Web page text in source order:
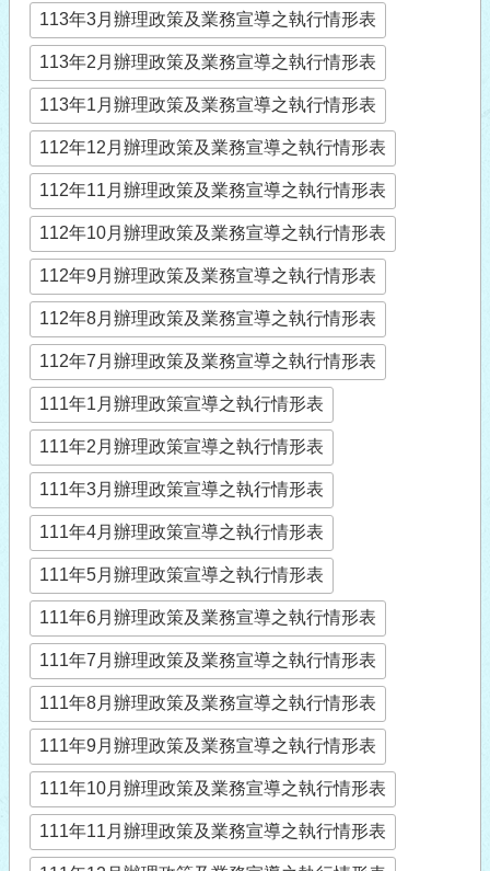
113年3月辦理政策及業務宣導之執行情形表
113年2月辦理政策及業務宣導之執行情形表
113年1月辦理政策及業務宣導之執行情形表
112年12月辦理政策及業務宣導之執行情形表
112年11月辦理政策及業務宣導之執行情形表
112年10月辦理政策及業務宣導之執行情形表
112年9月辦理政策及業務宣導之執行情形表
112年8月辦理政策及業務宣導之執行情形表
112年7月辦理政策及業務宣導之執行情形表
111年1月辦理政策宣導之執行情形表
111年2月辦理政策宣導之執行情形表
111年3月辦理政策宣導之執行情形表
111年4月辦理政策宣導之執行情形表
111年5月辦理政策宣導之執行情形表
111年6月辦理政策及業務宣導之執行情形表
111年7月辦理政策及業務宣導之執行情形表
111年8月辦理政策及業務宣導之執行情形表
111年9月辦理政策及業務宣導之執行情形表
111年10月辦理政策及業務宣導之執行情形表
111年11月辦理政策及業務宣導之執行情形表